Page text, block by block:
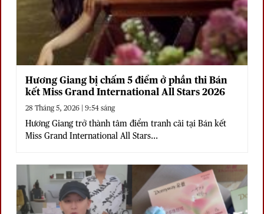
Hương Giang bị chấm 5 điểm ở phần thi Bán
kết Miss Grand International All Stars 2026
28 Tháng 5, 2026 | 9:54 sáng
Hương Giang trở thành tâm điểm tranh cãi tại Bán kết
Miss Grand International All Stars...